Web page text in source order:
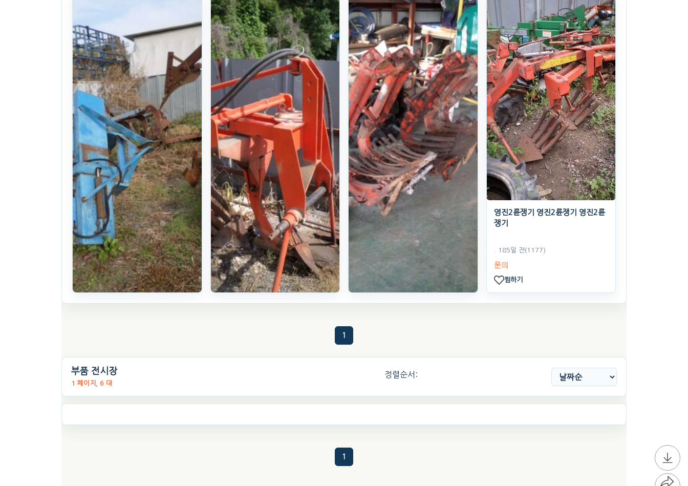
4륜유압쟁기 4륜유압쟁기 4륜유압
45만원
찜하기
대동 쟁기 P65
50만원
대동 쟁기 경운기
10만원
영진2륜쟁기 영진2륜쟁기 영진2륜
쟁기
. 185일 전(1177)
문의
찜하기
1
부품 전시장
1 페이지, 6 대
정렬순서:
1